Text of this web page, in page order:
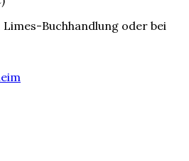
Buchhandlung oder bei